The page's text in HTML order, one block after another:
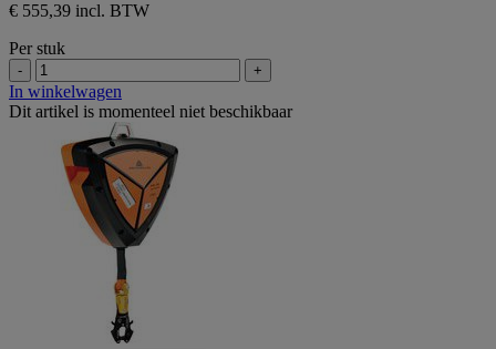
€ 555,39 incl. BTW
Per stuk
- +
In winkelwagen
Dit artikel is momenteel niet beschikbaar